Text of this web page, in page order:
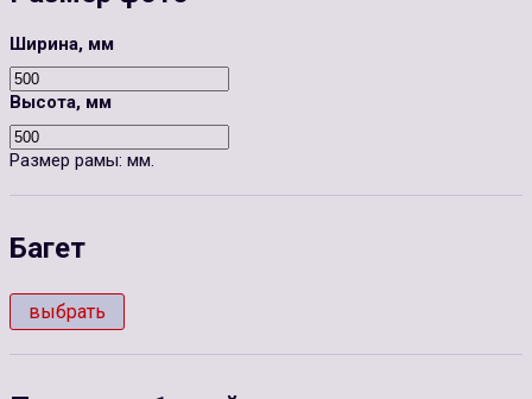
Ширина, мм
Высота, мм
Размер рамы: мм.
Багет
выбрать